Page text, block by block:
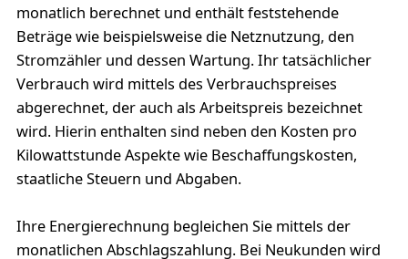
monatlich berechnet und enthält feststehende
Beträge wie beispielsweise die Netznutzung, den
Stromzähler und dessen Wartung. Ihr tatsächlicher
Verbrauch wird mittels des Verbrauchspreises
abgerechnet, der auch als Arbeitspreis bezeichnet
wird. Hierin enthalten sind neben den Kosten pro
Kilowattstunde Aspekte wie Beschaffungskosten,
staatliche Steuern und Abgaben.
Ihre Energierechnung begleichen Sie mittels der
monatlichen Abschlagszahlung. Bei Neukunden wird